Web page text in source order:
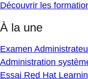
Découvrir les
À la une
Examen
Administration
Essai Red Hat